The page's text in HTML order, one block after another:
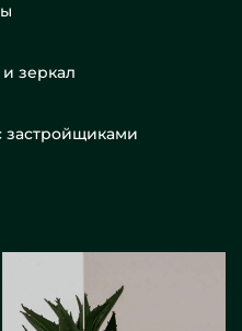
зеркал
застройщиками